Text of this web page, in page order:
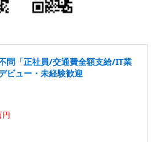
問「正社員/交通費全額支給/IT業
ビュー・未経験歓迎
円